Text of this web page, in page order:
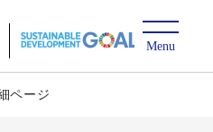
ページ